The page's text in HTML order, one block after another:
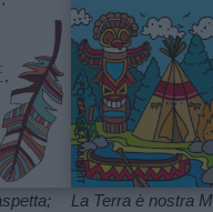
La Terra è nostra